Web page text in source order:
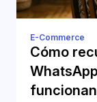
E-Commerce
Cómo
funcionan